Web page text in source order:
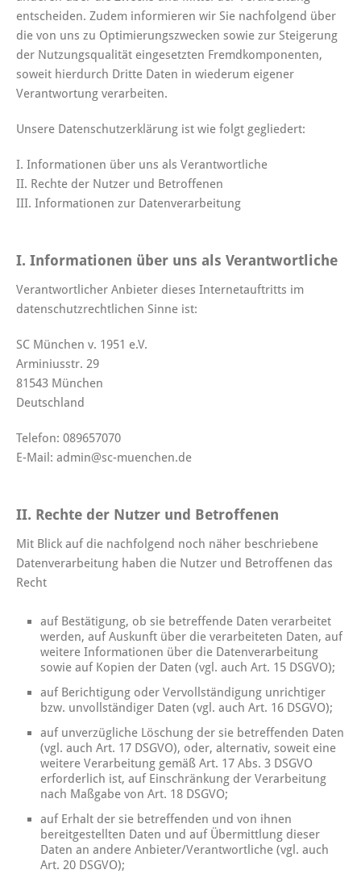
entscheiden. Zudem informieren wir Sie nachfolgend über
die von uns zu Optimierungszwecken sowie zur Steigerung
der Nutzungsqualität eingesetzten Fremdkomponenten,
soweit hierdurch Dritte Daten in wiederum eigener
Verantwortung verarbeiten.
Unsere Datenschutzerklärung ist wie folgt gegliedert:
I. Informationen über uns als Verantwortliche
II. Rechte der Nutzer und Betroffenen
III. Informationen zur Datenverarbeitung
I. Informationen über uns als Verantwortliche
Verantwortlicher Anbieter dieses Internetauftritts im
datenschutzrechtlichen Sinne ist:
SC München v. 1951 e.V.
Arminiusstr. 29
81543 München
Deutschland
Telefon: 089657070
E-Mail: admin@sc-muenchen.de
II. Rechte der Nutzer und Betroffenen
Mit Blick auf die nachfolgend noch näher beschriebene
Datenverarbeitung haben die Nutzer und Betroffenen das
Recht
auf Bestätigung, ob sie betreffende Daten verarbeitet
werden, auf Auskunft über die verarbeiteten Daten, auf
weitere Informationen über die Datenverarbeitung
sowie auf Kopien der Daten (vgl. auch Art. 15 DSGVO);
auf Berichtigung oder Vervollständigung unrichtiger
bzw. unvollständiger Daten (vgl. auch Art. 16 DSGVO);
auf unverzügliche Löschung der sie betreffenden Daten
(vgl. auch Art. 17 DSGVO), oder, alternativ, soweit eine
weitere Verarbeitung gemäß Art. 17 Abs. 3 DSGVO
erforderlich ist, auf Einschränkung der Verarbeitung
nach Maßgabe von Art. 18 DSGVO;
auf Erhalt der sie betreffenden und von ihnen
bereitgestellten Daten und auf Übermittlung dieser
Daten an andere Anbieter/Verantwortliche (vgl. auch
Art. 20 DSGVO);